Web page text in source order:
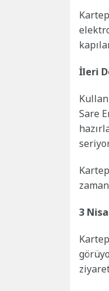
İleri
Sare
3